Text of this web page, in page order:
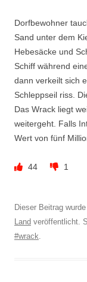
Dorfbewohner
Sand unter dem
Hebesäcke und
Schiff während
dann verkeilt sich
Schleppseil riss.
Das Wrack liegt
weitergeht. Falls
Wert von fünf
44 1
Dieser Beitrag
Land veröffentlicht.
#wrack.